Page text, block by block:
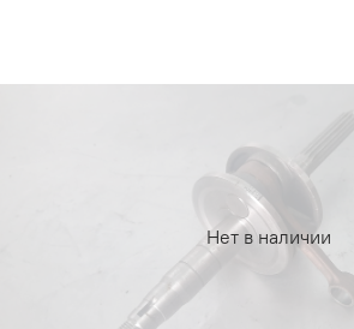
Нет в наличии